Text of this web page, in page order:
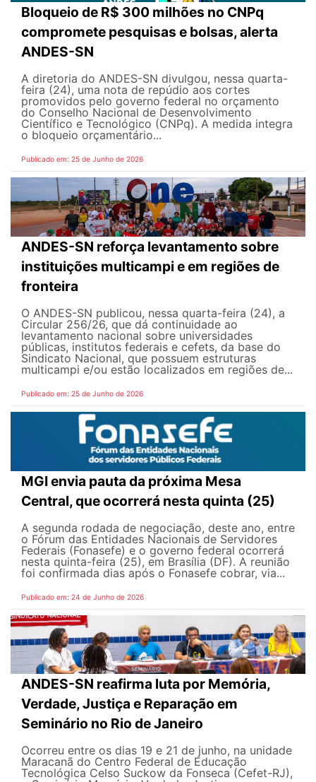
Bloqueio de R$ 300 milhões no CNPq
compromete pesquisas e bolsas, alerta
ANDES-SN
A diretoria do ANDES-SN divulgou, nessa quarta-
feira (24), uma nota de repúdio aos cortes
promovidos pelo governo federal no orçamento
do Conselho Nacional de Desenvolvimento
Científico e Tecnológico (CNPq). A medida integra
o bloqueio orçamentário...
Publicado em: 25 de Junho de 2026
ANDES-SN reforça levantamento sobre
instituições multicampi e em regiões de
fronteira
O ANDES-SN publicou, nessa quarta-feira (24), a
Circular 256/26, que dá continuidade ao
levantamento nacional sobre universidades
públicas, institutos federais e cefets, da base do
Sindicato Nacional, que possuem estruturas
multicampi e/ou estão localizados em regiões de...
Publicado em: 25 de Junho de 2026
MGI envia pauta da próxima Mesa
Central, que ocorrerá nesta quinta (25)
A segunda rodada de negociação, deste ano, entre
o Fórum das Entidades Nacionais de Servidores
Federais (Fonasefe) e o governo federal ocorrerá
nesta quinta-feira (25), em Brasília (DF). A reunião
foi confirmada dias após o Fonasefe cobrar, via...
Publicado em: 24 de Junho de 2026
ANDES-SN reafirma luta por Memória,
Verdade, Justiça e Reparação em
Seminário no Rio de Janeiro
Ocorreu entre os dias 19 e 21 de junho, na unidade
Maracanã do Centro Federal de Educação
Tecnológica Celso Suckow da Fonseca (Cefet-RJ),